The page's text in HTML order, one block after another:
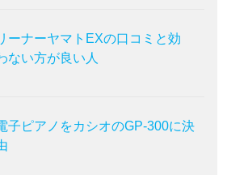
ーナーヤマトEXの口コミと効
ない方が良い人
子ピアノをカシオのGP-300に決